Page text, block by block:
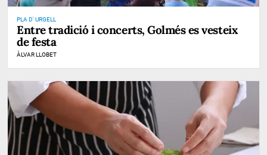
PLA D' URGELL
Entre tradició i concerts, Golmés es vesteix
de festa
ÀLVAR LLOBET